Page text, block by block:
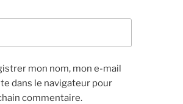
mon nom, mon e-mail
dans le navigateur pour
commentaire.